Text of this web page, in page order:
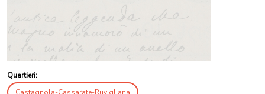
Quartieri: